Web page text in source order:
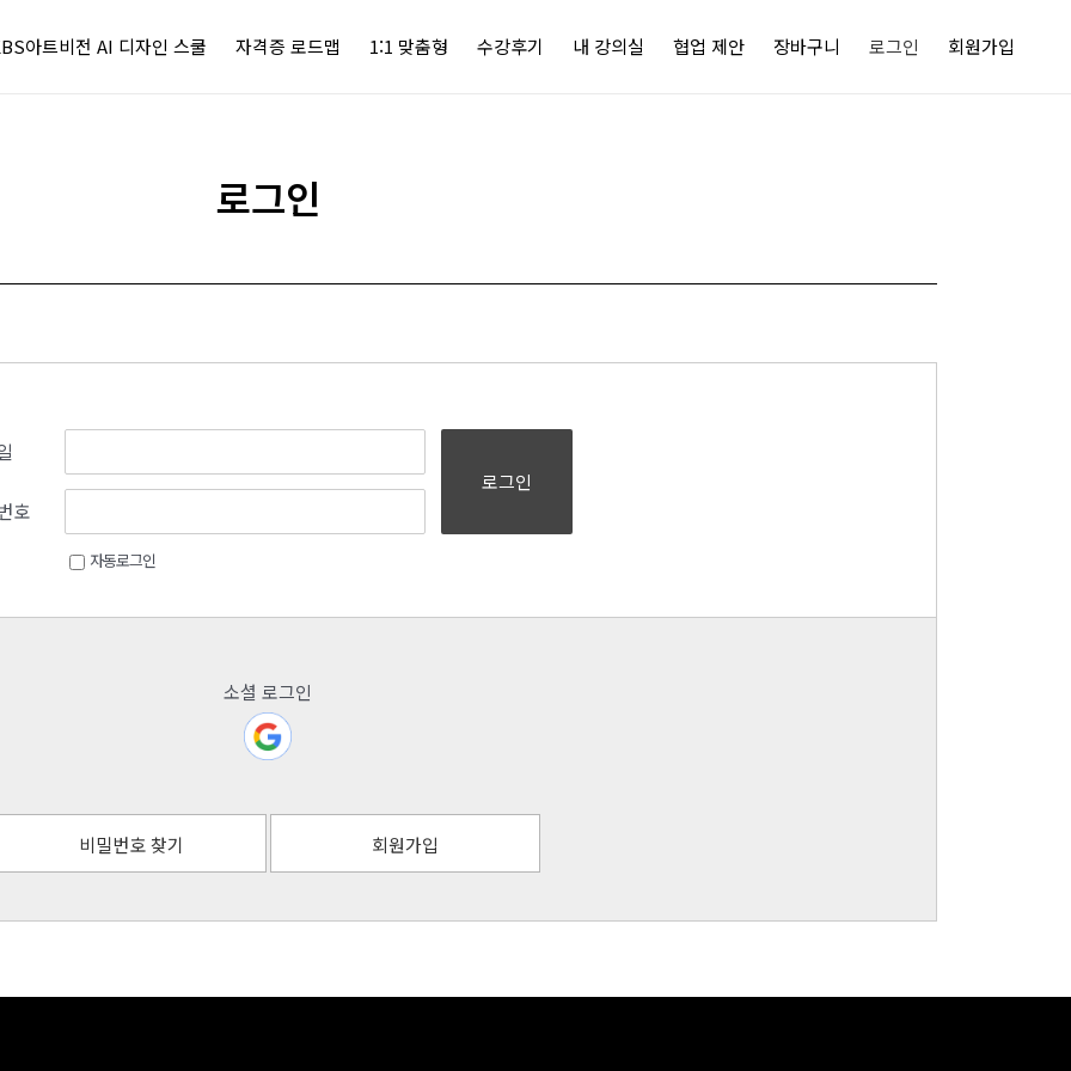
아트비전 AI 디자인 스쿨 자격증 로드맵 1:1 맞춤형 수강후기 내 강의실 협업 제안 장바구니 로그인 회원가입
로그인
호
자동로그인
로그인
소셜 로그인
비밀번호 찾기 회원가입